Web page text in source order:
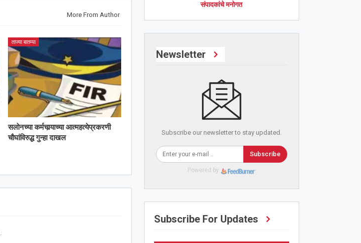
More From Author
ताज्या बातम्या
सलोनच्या कर्मचार्‍याच्या आत्महत्येप्रकरणी
चौघांविरुद्ध गुन्हा दाखल
संपादकांचे मनोगत
Newsletter
Subscribe our newsletter to stay updated.
Subscribe
Powered by
Subscribe For Updates